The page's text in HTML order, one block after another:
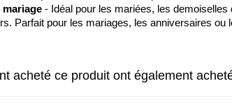
mariage - Idéal pour les mariées, les
Parfait pour les mariages, les anniversaires
acheté ce produit ont également